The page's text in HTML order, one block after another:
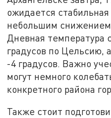
ожидается
небольшим
Дневная температура
градусов по Цельсию,
-4 градусов. Важно
могут немного
конкретного района
Также стоит